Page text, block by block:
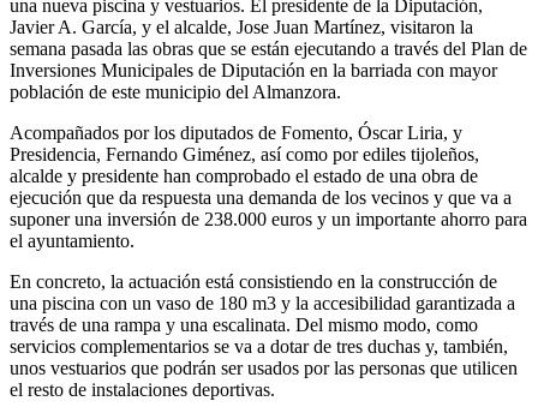
una nueva piscina y vestuarios. El presidente de la Diputación,
Javier A. García, y el alcalde, Jose Juan Martínez, visitaron la
semana pasada las obras que se están ejecutando a través del Plan de
Inversiones Municipales de Diputación en la barriada con mayor
población de este municipio del Almanzora.
Acompañados por los diputados de Fomento, Óscar Liria, y
Presidencia, Fernando Giménez, así como por ediles tijoleños,
alcalde y presidente han comprobado el estado de una obra de
ejecución que da respuesta una demanda de los vecinos y que va a
suponer una inversión de 238.000 euros y un importante ahorro para
el ayuntamiento.
En concreto, la actuación está consistiendo en la construcción de
una piscina con un vaso de 180 m3 y la accesibilidad garantizada a
través de una rampa y una escalinata. Del mismo modo, como
servicios complementarios se va a dotar de tres duchas y, también,
unos vestuarios que podrán ser usados por las personas que utilicen
el resto de instalaciones deportivas.